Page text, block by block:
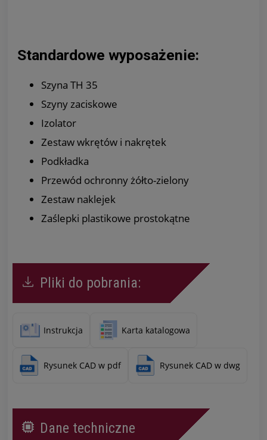
Standardowe wyposażenie:
Szyna TH 35
Szyny zaciskowe
Izolator
Zestaw wkrętów i nakrętek
Podkładka
Przewód ochronny żółto-zielony
Zestaw naklejek
Zaślepki plastikowe prostokątne
Pliki do pobrania:
Instrukcja Karta katalogowa
Rysunek CAD w pdf Rysunek CAD w dwg
Dane techniczne